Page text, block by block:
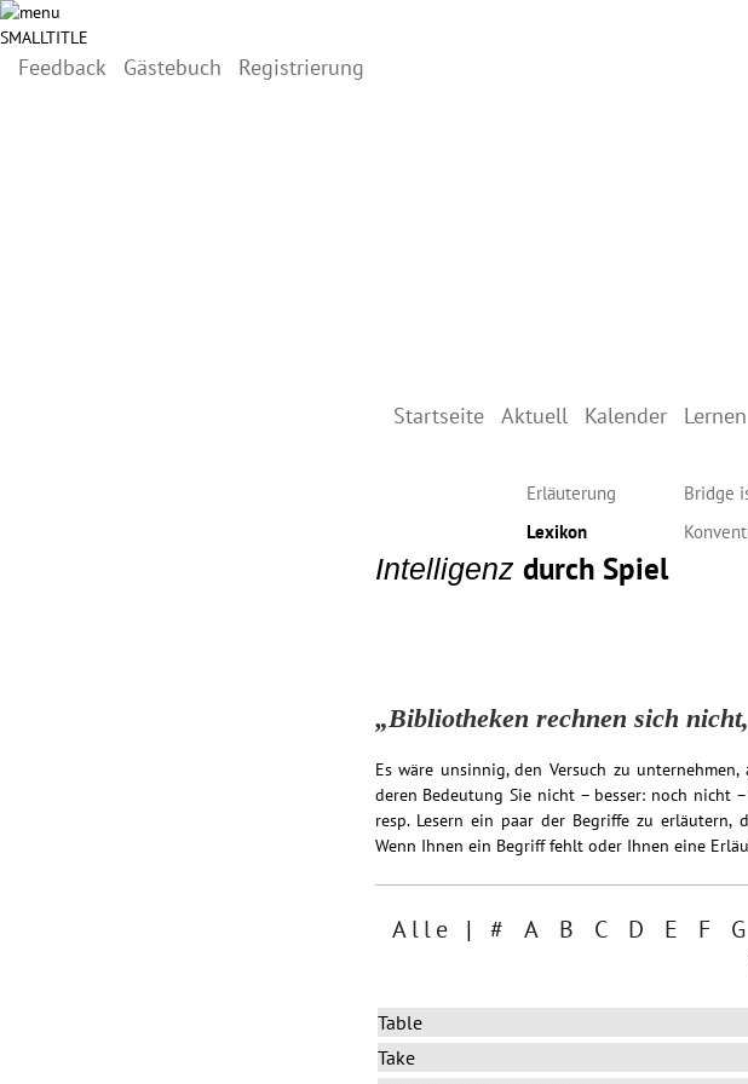
SMALLTITLE
Feedback Gästebuch Registrierung
Startseite Aktuell Kalender Lernen
Erläuterung
Bridge
Lexikon
„Bibliotheken rechnen sich
Es wäre unsinnig, den Versuch zu
deren Bedeutung Sie nicht – besser: noch nicht
resp. Lesern ein paar der Begriffe zu
Wenn Ihnen ein Begriff fehlt oder Ihnen eine
Alle | # A B C D E F G
Table
Take
Intelligenz durch Spiel